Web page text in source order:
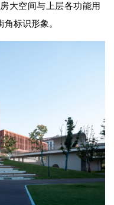
大空间与上层各功能用
标识形象。